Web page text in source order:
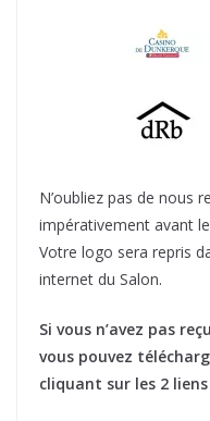
N’oubliez pas de nous
impérativement avant le
Votre logo sera repris
internet du Salon.
Si vous n’avez pas
vous pouvez
cliquant sur les 2